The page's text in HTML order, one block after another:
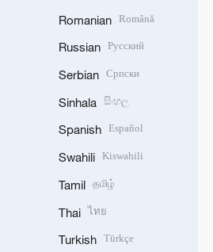
Romanian Română
Russian Русский
Serbian Српски
Sinhala සිංහල
Spanish Español
Swahili Kiswahili
Tamil தமிழ்
Thai ไทย
Turkish Türkçe